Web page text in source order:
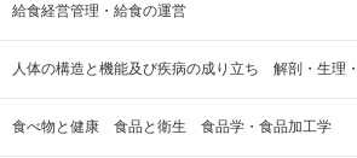
給食経営管理・給食の運営
人体の構造と機能及び疾病の成り立ち 解剖・生理
食べ物と健康 食品と衛生 食品学・食品加工学